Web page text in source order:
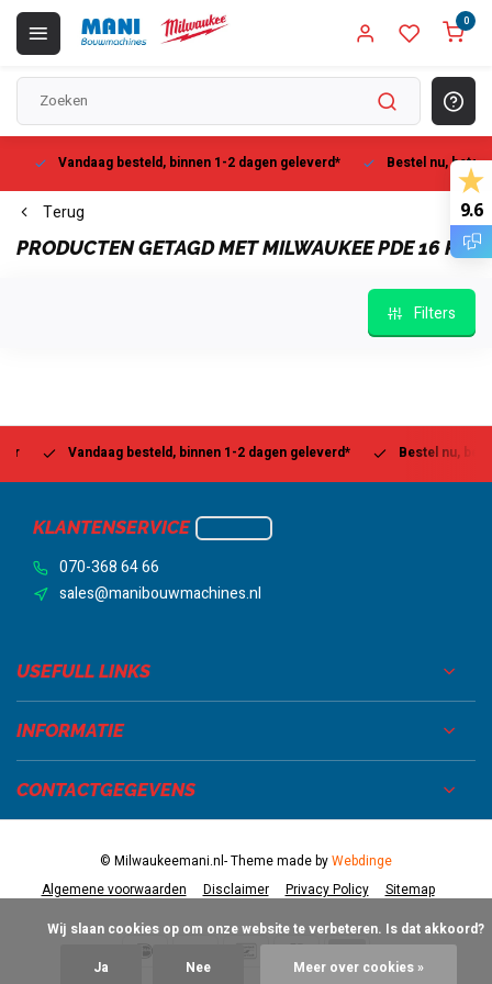
0
Vandaag besteld, binnen 1-2 dagen geleverd* Bestel nu, betaal
Terug
PRODUCTEN GETAGD MET MILWAUKEE PDE 16 RP
Filters
Vandaag besteld, binnen 1-2 dagen geleverd* Bestel nu, betaal
KLANTENSERVICE
070-368 64 66
sales@manibouwmachines.nl
USEFULL LINKS
INFORMATIE
CONTACTGEGEVENS
Algemene voorwaarden Disclaimer Privacy Policy Sitemap
© Milwaukeemani.nl- Theme made byWebdinge
9.6
Ja Nee Meer over cookies »